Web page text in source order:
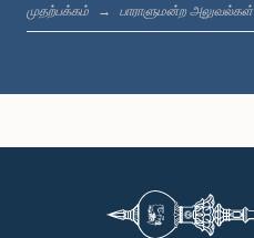
முதற்பக்கம் பாராளுமன்ற அலுவல்கள்